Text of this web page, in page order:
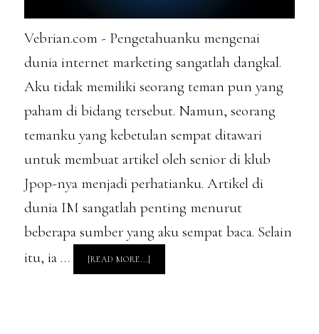
Vebrian.com - Pengetahuanku mengenai
dunia internet marketing sangatlah dangkal.
Aku tidak memiliki seorang teman pun yang
paham di bidang tersebut. Namun, seorang
temanku yang kebetulan sempat ditawari
untuk membuat artikel oleh senior di klub
Jpop-nya menjadi perhatianku. Artikel di
dunia IM sangatlah penting menurut
beberapa sumber yang aku sempat baca. Selain
itu, ia …
[READ MORE...]
DUNIA